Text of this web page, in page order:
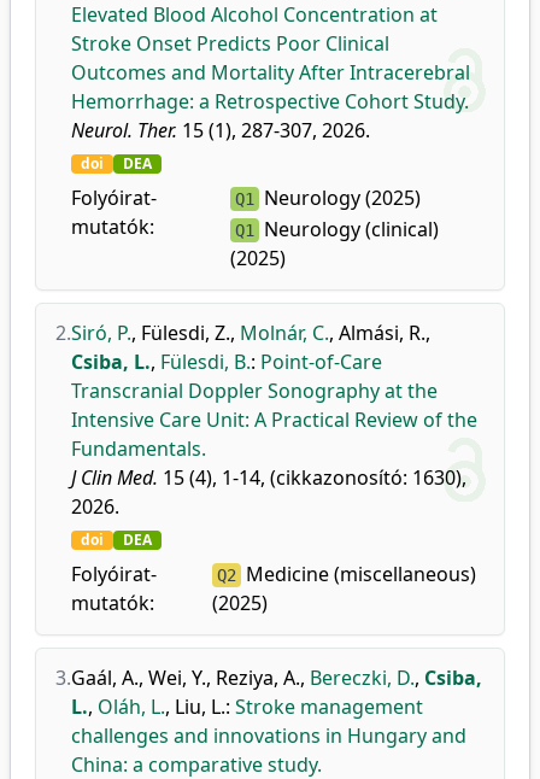
Elevated Blood Alcohol Concentration at
Stroke Onset Predicts Poor Clinical
Outcomes and Mortality After Intracerebral
Hemorrhage: a Retrospective Cohort Study.
Neurol. Ther. 15 (1), 287-307, 2026.
doi DEA
Folyóirat-
mutatók:
Q1 Neurology (2025)
Q1
Neurology (clinical)
(2025)
2.Siró, P., Fülesdi, Z., Molnár, C., Almási, R.,
Csiba, L., Fülesdi, B.: Point-of-Care
Transcranial Doppler Sonography at the
Intensive Care Unit: A Practical Review of the
Fundamentals.
J Clin Med. 15 (4), 1-14, (cikkazonosító: 1630),
2026.
doi DEA
Folyóirat-
mutatók:
Q2
Medicine (miscellaneous)
(2025)
3.Gaál, A., Wei, Y., Reziya, A., Bereczki, D., Csiba,
L., Oláh, L., Liu, L.: Stroke management
challenges and innovations in Hungary and
China: a comparative study.